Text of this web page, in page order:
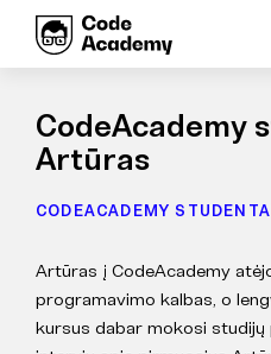
CodeAcademy
Artūras
CODEACADEMY
Artūras į CodeAcademy
programavimo kalbas, o
kursus dabar mokosi studijų